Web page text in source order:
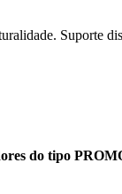
Suporte
do tipo